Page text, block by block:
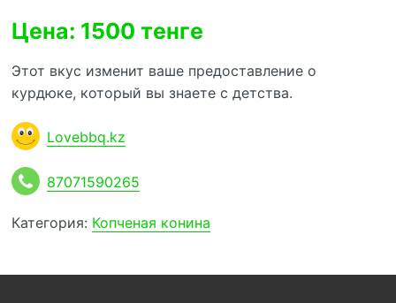
Цена: 1500 тенге
Этот вкус изменит ваше предоставление о
курдюке, который вы знаете с детства.
Lovebbq.kz
87071590265
Категория: Копченая конина